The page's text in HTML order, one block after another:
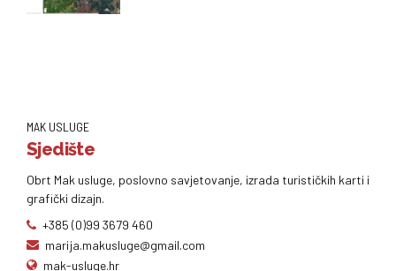
MAK USLUGE
Sjedište
Obrt Mak usluge, poslovno savjetovanje, izrada turističkih karti i
grafički dizajn.
+385 (0)99 3679 460
marija.makusluge@gmail.com
mak-usluge.hr